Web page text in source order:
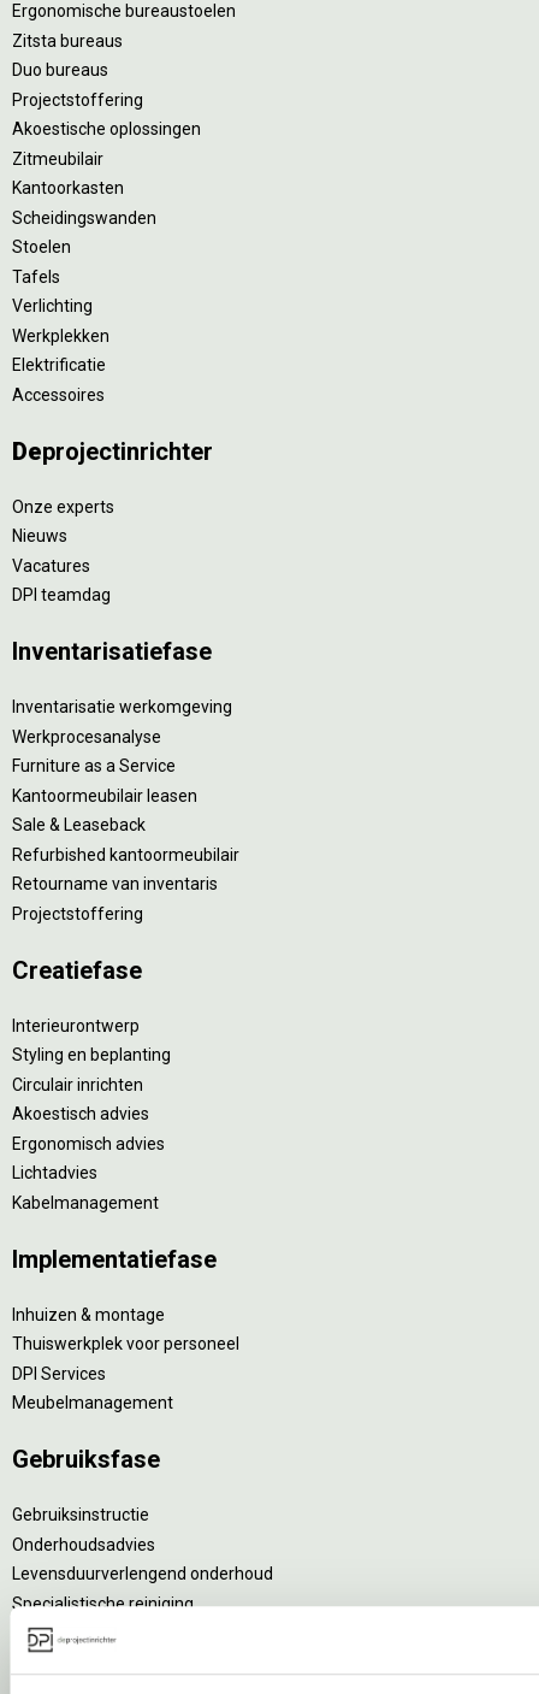
Ergonomische bureaustoelen
Zitsta bureaus
Duo bureaus
Projectstoffering
Akoestische oplossingen
Zitmeubilair
Kantoorkasten
Scheidingswanden
Stoelen
Tafels
Verlichting
Werkplekken
Elektrificatie
Accessoires
Deprojectinrichter
Onze experts
Nieuws
Vacatures
DPI teamdag
Inventarisatiefase
Inventarisatie werkomgeving
Werkprocesanalyse
Furniture as a Service
Kantoormeubilair leasen
Sale & Leaseback
Refurbished kantoormeubilair
Retourname van inventaris
Projectstoffering
Creatiefase
Interieurontwerp
Styling en beplanting
Circulair inrichten
Akoestisch advies
Ergonomisch advies
Lichtadvies
Kabelmanagement
Implementatiefase
Inhuizen & montage
Thuiswerkplek voor personeel
DPI Services
Meubelmanagement
Gebruiksfase
Gebruiksinstructie
Onderhoudsadvies
Levensduurverlengend onderhoud
Specialistische reiniging
Refurbishment